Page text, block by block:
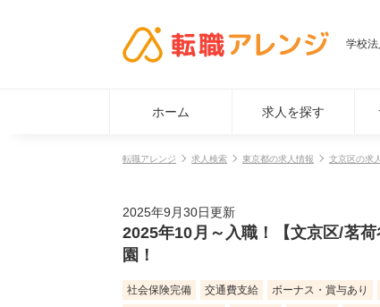
学校
ホーム 求人を探す
転職アレンジ 求人検索 東京都の求人情報 文京区の求
2025年9月30日更新
2025年10月～入職！【文京区/茗
園！
社会保険完備 交通費支給 ボーナス・賞与あり